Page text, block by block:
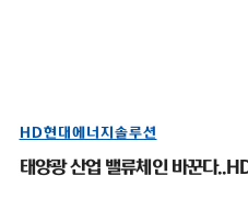
HD현대에너지솔루션
태양광 산업 밸류체인 바꾼다